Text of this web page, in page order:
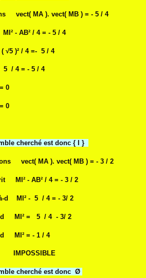
MA ). vect( MB ) = - 5 / 4
/ 4 = - 5 / 4
/ 4 =- 5 / 4
= - 5 / 4
cherché est donc { I }
MA ). vect( MB ) = - 3 / 2
AB² / 4 = - 3 / 2
/ 4 = - 3/ 2
MI² = 5 / 4 - 3/ 2
- 1 / 4
cherché est donc Ø